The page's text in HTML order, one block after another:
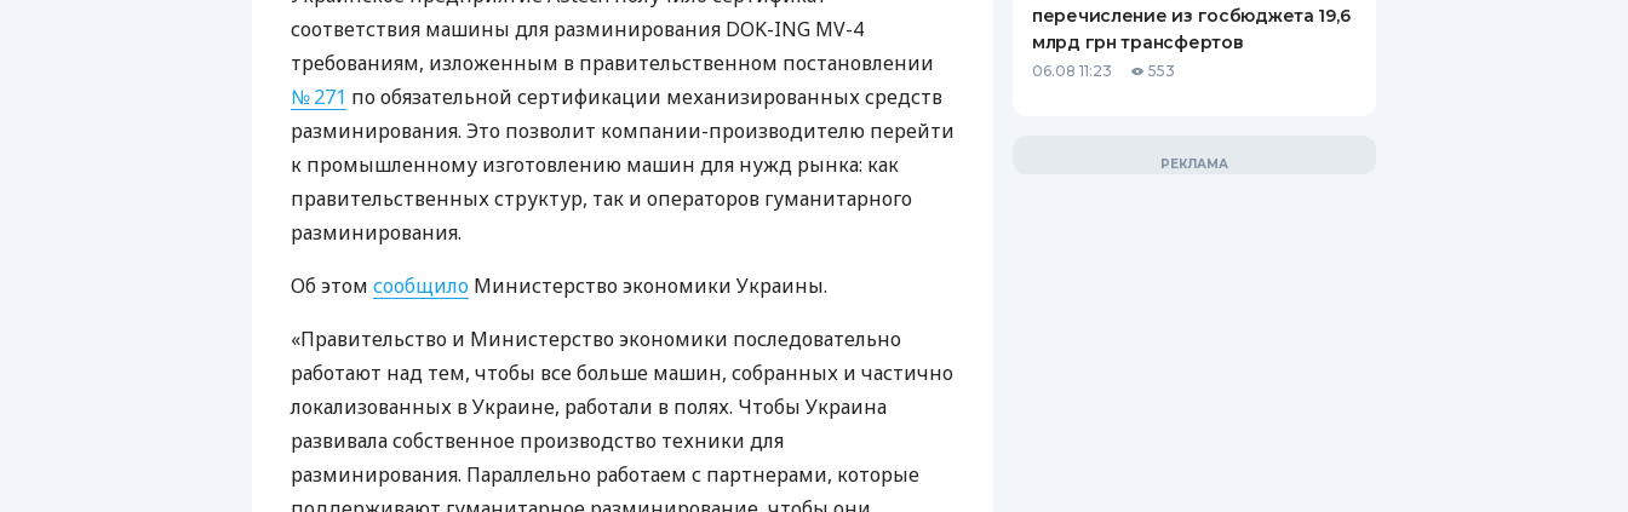
соответствия машины для разминирования DOK-ING MV-4
требованиям, изложенным в правительственном постановлении
№ 271 по обязательной сертификации механизированных средств
разминирования. Это позволит компании-производителю перейти
к промышленному изготовлению машин для нужд рынка: как
правительственных структур, так и операторов гуманитарного
разминирования.
Об этом сообщило Министерство экономики Украины.
«Правительство и Министерство экономики последовательно
работают над тем, чтобы все больше машин, собранных и частично
локализованных в Украине, работали в полях. Чтобы Украина
развивала собственное производство техники для
разминирования. Параллельно работаем с партнерами, которые
перечисление из госбюджета 19,6
млрд грн трансфертов
06.08 11:23 553